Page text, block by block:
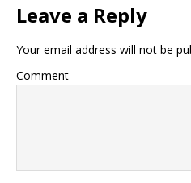
Leave a Reply
Your email address will not be
Comment